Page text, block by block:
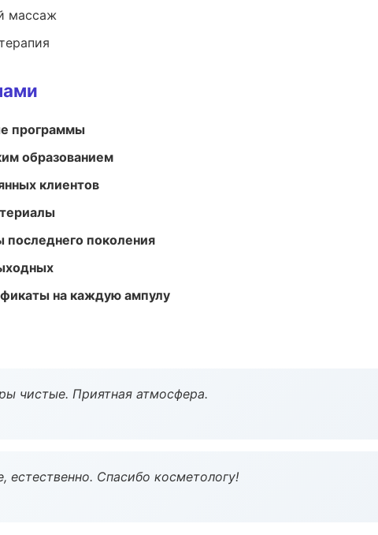
массаж
программы
образованием
клиентов
поколения
на каждую ампулу
чистые. Приятная атмосфера.
Спасибо косметологу!